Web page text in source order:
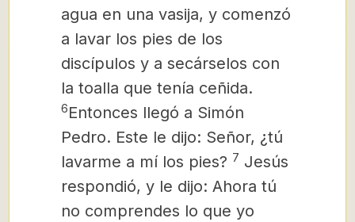
agua en una vasija, y comenzó
a lavar los pies de los
discípulos y a secárselos con
la toalla que tenía ceñida.
6Entonces llegó a Simón
Pedro. Este le dijo: Señor, ¿tú
lavarme a mí los pies? 7 Jesús
respondió, y le dijo: Ahora tú
no comprendes lo que yo